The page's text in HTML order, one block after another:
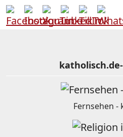
Fernsehen -